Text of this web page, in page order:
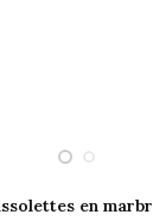
en